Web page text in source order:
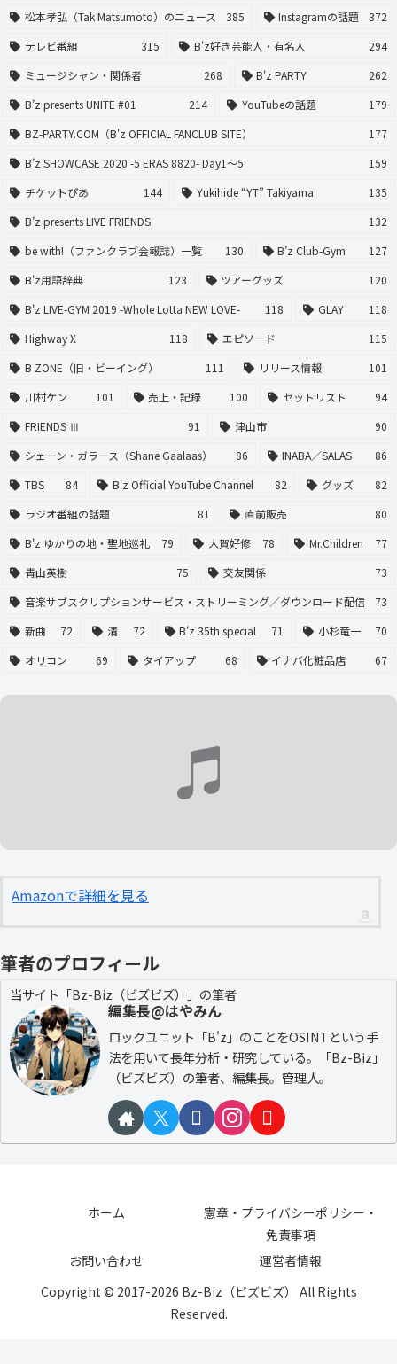
松本孝弘（Tak Matsumoto）のニュース
385 Instagramの話題
372
テレビ番組
315 B'z好き芸能人・有名人
294
ミュージシャン・関係者
268 B'z PARTY
262
B’z presents UNITE #01
214 YouTubeの話題
179
BZ-PARTY.COM（B'z OFFICIAL FANCLUB SITE）
177
B’z SHOWCASE 2020 -5 ERAS 8820- Day1〜5
159
チケットぴあ
144 Yukihide “YT” Takiyama
135
B’z presents LIVE FRIENDS
132
be with!（ファンクラブ会報誌）一覧
130 B’z Club-Gym
127
B'z用語辞典
123 ツアーグッズ
120
B'z LIVE-GYM 2019 -Whole Lotta NEW LOVE-
118 GLAY
118
Highway X
118 エピソード
115
B ZONE（旧・ビーイング）
111 リリース情報
101
川村ケン
101 売上・記録 100 セットリスト
94
FRIENDS Ⅲ
91 津山市
90
シェーン・ガラース（Shane Gaalaas）
86 INABA／SALAS
86
TBS
84 B'z Official YouTube Channel 82 グッズ
82
ラジオ番組の話題
81 直前販売
80
B'z ゆかりの地・聖地巡礼
79 大賀好修 78 Mr.Children
77
青山英樹
75 交友関係
73
音楽サブスクリプションサービス・ストリーミング／ダウンロード配信
73
新曲
72 清 72 B'z 35th special 71 小杉竜一
70
オリコン
69 タイアップ 68 イナバ化粧品店 67
Amazonで詳細を見る
筆者のプロフィール
当サイト「Bz-Biz（ビズビズ）」の筆者
編集長@はやみん
ロックユニット「B'z」のことをOSINTという手
法を用いて長年分析・研究している。「Bz-Biz」
（ビズビズ）の筆者、編集長。管理人。
ホーム
憲章・プライバシーポリシー・
免責事項
お問い合わせ
運営者情報
Copyright © 2017-2026 Bz-Biz（ビズビズ） All Rights
Reserved.